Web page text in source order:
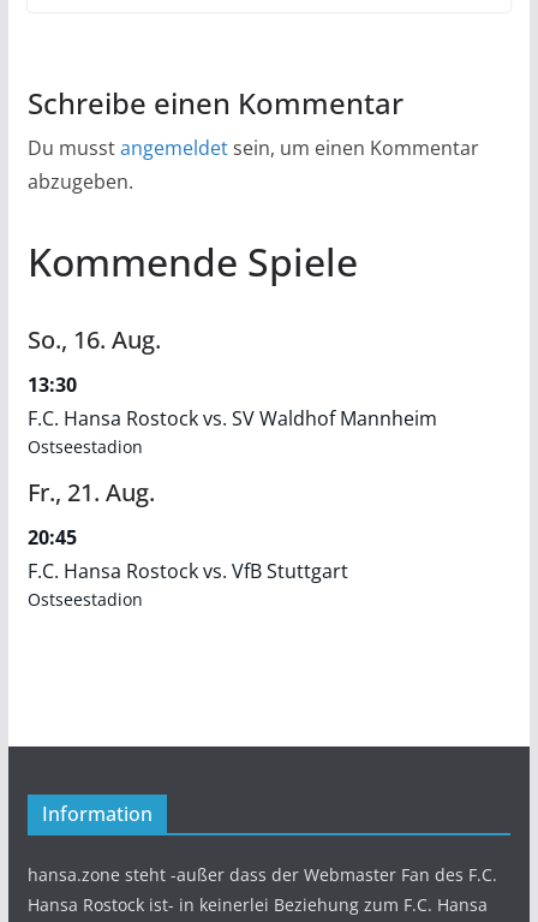
Schreibe einen Kommentar
Du musstangemeldetsein, um einen Kommentar
abzugeben.
Kommende Spiele
So., 16. Aug.
13:30
F.C. Hansa Rostock vs. SV Waldhof Mannheim
Ostseestadion
Fr., 21. Aug.
20:45
F.C. Hansa Rostock vs. VfB Stuttgart
Ostseestadion
Information
hansa.zone steht -außer dass der Webmaster Fan des F.C.
Hansa Rostock ist- in keinerlei Beziehung zum F.C. Hansa